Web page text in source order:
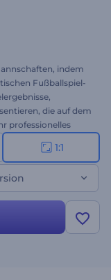
indem
Fußballspiel-
die auf dem
professionelles
Vereine, die
um die Zuschauer
TV-Werbung,
Sie es jetzt
1:1